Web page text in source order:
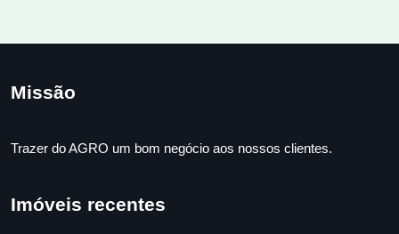
Missão
Trazer do AGRO um bom negócio aos nossos clientes.
Imóveis recentes